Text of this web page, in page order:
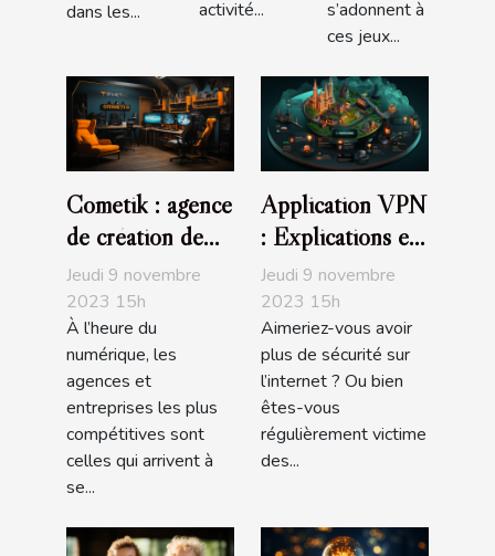
dans les... activité...
s’adonnent à
ces jeux...
Cometik : agence
de création de
sites internet
Jeudi 9 novembre
2023 15h
À l’heure du
numérique, les
agences et
entreprises les plus
compétitives sont
celles qui arrivent à
se...
Application VPN
: Explications et
avantages
Jeudi 9 novembre
2023 15h
Aimeriez-vous avoir
plus de sécurité sur
l’internet ? Ou bien
êtes-vous
régulièrement victime
des...